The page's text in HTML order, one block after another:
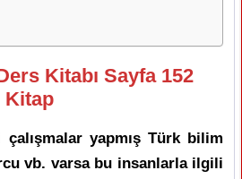
Kitabı Sayfa 152
Kitap
yapmış Türk bilim
vb. varsa bu insanlarla ilgili